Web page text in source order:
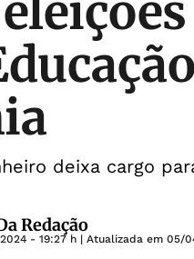
deixa cargo
Redação
- 19:27 h | Atualizada em 05/